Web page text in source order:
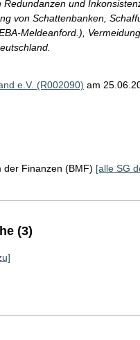
und
von Schattenbanken,
Meldeanford.),
e.V. (R002090) am
der Finanzen (BMF) [alle SG
(3)